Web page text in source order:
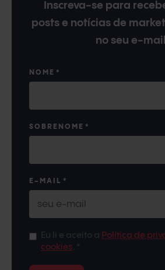
Inscreva-se para
posts e notícias de
no seu e-mail
NOME *
SOBRENOME *
E-MAIL *
Política de
cookies